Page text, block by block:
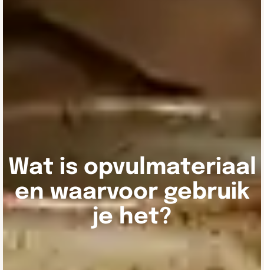
Wat is opvulmateriaal
en waarvoor gebruik
je het?